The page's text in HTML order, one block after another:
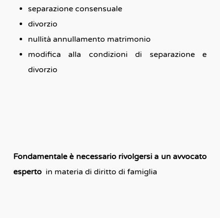
separazione consensuale
divorzio
nullità annullamento matrimonio
modifica alla condizioni di separazione e
divorzio
Fondamentale è necessario rivolgersi a un avvocato
esperto in materia di diritto di famiglia